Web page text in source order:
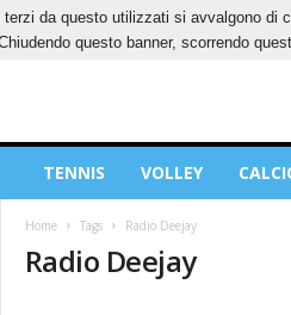
VENERDÌ, 7 AGOSTO 2026 CONTATTI
Sport
TENNIS VOLLEY
Home Tags Radio Deejay
Radio Deejay
da questo utilizzati si avvalgono di
questo banner, scorrendo